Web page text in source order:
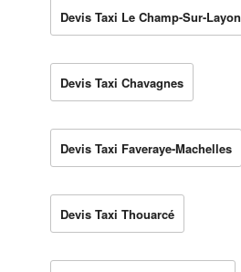
Devis Taxi Le Champ-Sur-Layon
Devis Taxi Chavagnes
Devis Taxi Faveraye-Machelles
Devis Taxi Thouarcé